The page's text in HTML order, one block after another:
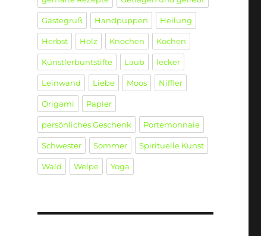
Gästegruß Handpuppen Heilung
Herbst Holz Knochen Kochen
Künstlerbuntstifte Laub lecker
Leinwand Liebe Moos Niffler
Origami Papier
persönliches Geschenk Portemonnaie
Schwester Sommer Spirituelle Kunst
Wald Welpe Yoga